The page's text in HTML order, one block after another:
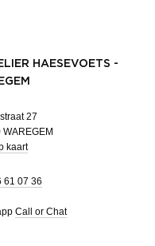
HAESEVOETS -
27
WAREGEM
kaart
61 07 36
Call or Chat